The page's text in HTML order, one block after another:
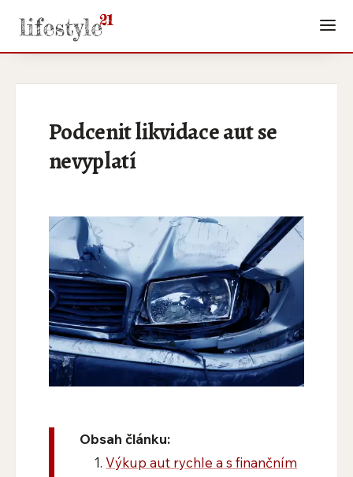
Podcenit likvidace aut se
nevyplatí
Obsah článku:
Výkup aut rychle a s finančním